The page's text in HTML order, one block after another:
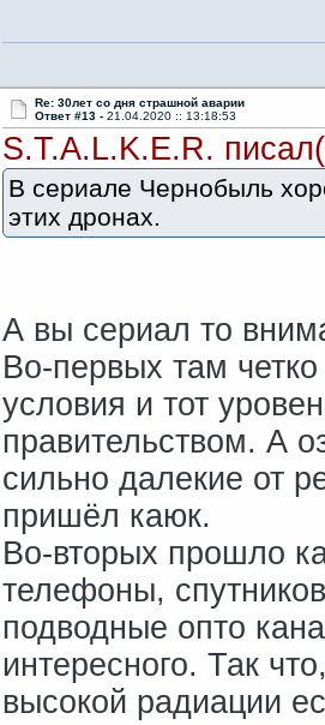
Re: 30лет со дня страшной аварии
Ответ #13 - 21.04.2020 :: 13:18:53
S.T.A.L.K.E.R.
В сериале Чернобыль
этих дронах.
А вы сериал то
Во-первых там
условия и тот
правительством. А
сильно далекие от
пришёл каюк.
Во-вторых прошло
телефоны,
подводные опто
интересного. Так
высокой радиации